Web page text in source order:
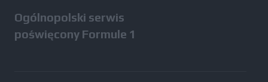
Ogólnopolski serwis
poświęcony Formule 1